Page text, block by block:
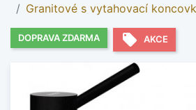
Granitové s vytahovací
DOPRAVA ZDARMA local_offer AKCE